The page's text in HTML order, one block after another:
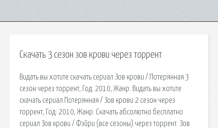
Скачать 3 сезон зов крови через торрент
Видать вы хотите скачать сериал Зов крови / Потерянная 3
сезон через торрент, Год: 2010, Жанр. Видать вы хотите
скачать сериал Потерянная / Зов крови 2 сезон через
торрент, Год: 2010, Жанр. Скачать абсолютно бесплатно
сериал Зов крови / Фэйри (все сезоны) через торрент. Зов